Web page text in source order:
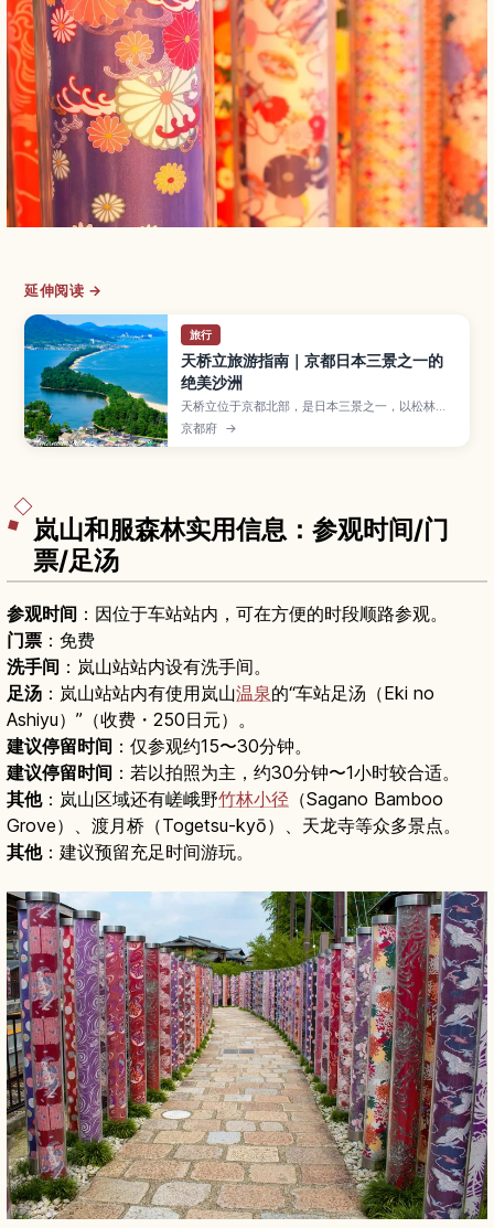
延伸阅读 →
旅行
天桥立旅游指南｜京都日本三景之一的
绝美沙洲
天桥立位于京都北部，是日本三景之一，以松林覆
盖的细长沙洲和倒映在海面的景色闻名。本文将为
你介绍最佳观景台、骑行路线和海鲜美食，以及从
京都府 →
岚山和服森林实用信息：参观时间/门
票/足汤
参观时间 ：因位于车站站内，可在方便的时段顺路参观。
门票 ：免费
洗手间 ：岚山站站内设有洗手间。
足汤 ：岚山站站内有使用岚山温泉的“车站足汤（Eki no
Ashiyu）”（收费・250日元）。
建议停留时间 ：仅参观约15〜30分钟。
建议停留时间 ：若以拍照为主，约30分钟〜1小时较合适。
其他：岚山区域还有嵯峨野竹林小径 （Sagano Bamboo
Grove）、渡月桥（Togetsu-kyō）、天龙寺等众多景点。
其他：建议预留充足时间游玩。